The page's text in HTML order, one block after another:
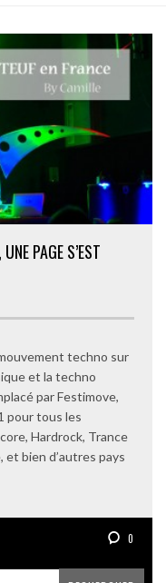
PAGE S’EST
techno sur
et la techno
par Festimove,
pour tous les
Hardrock, Trance
et bien d’autres pays
0